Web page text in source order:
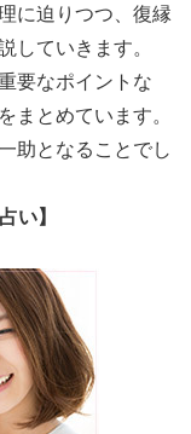
に迫りつつ、復縁
していきます。
要なポイントな
まとめています。
助となることでし
い】